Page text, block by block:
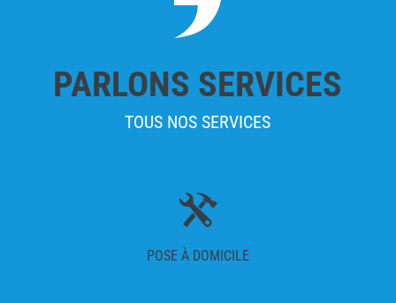
PARLONS SERVICES
TOUS NOS SERVICES
POSE À DOMICILE